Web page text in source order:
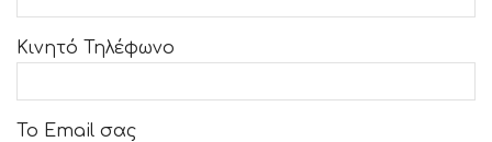
Κινητό Τηλέφωνο
Το Email σας